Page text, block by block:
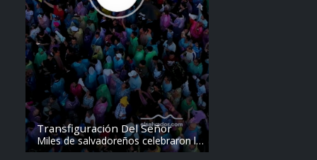
Transfiguración Del Señor
Miles de salvadoreños celebraron la
Transfiguración del Divino Salvador